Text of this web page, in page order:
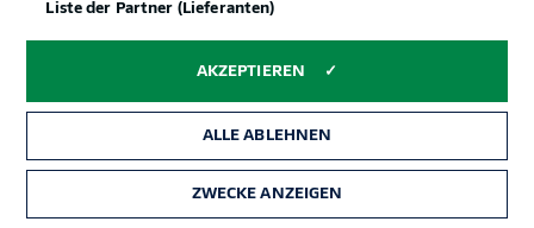
Hartes Einsteigen im Mittelfeld
Braunschweiger fordern sofort die erste Karte. Siebert
belässt es jedoch bei einem Freistoß.
Liste der Partner (Lieferanten)
AKZEPTIEREN
ALLE ABLEHNEN
ZWECKE ANZEIGEN